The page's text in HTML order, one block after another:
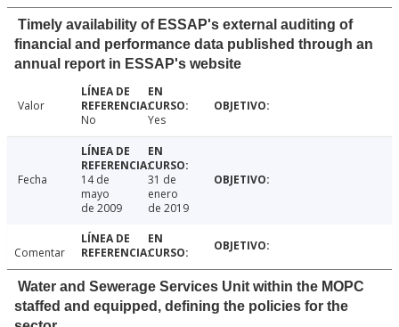
Timely availability of ESSAP's external auditing of
financial and performance data published through an
annual report in ESSAP's website
Valor
No
Yes
Fecha
14 de
mayo
de 2009
31 de
enero
de 2019
Comentar
Water and Sewerage Services Unit within the MOPC
staffed and equipped, defining the policies for the